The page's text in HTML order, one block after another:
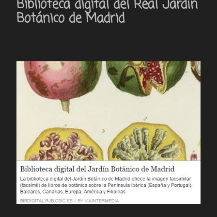
Biblioteca digital del Real Jardín
Botánico de Madrid